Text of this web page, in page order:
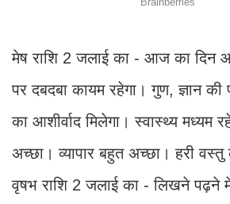
मेष राशि 2 जलाई का - आज का
पर दबदबा कायम रहेगा। गुण, ज्ञान की
का आशीर्वाद मिलेगा। स्वास्थ्य मध्यम
अच्छा। व्यापार बहुत अच्छा। हरी
वृषभ राशि 2 जलाई का - लिखने पढ़ने